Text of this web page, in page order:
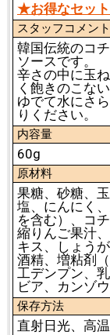
★お得なセッ
スタッフコメント
韓国伝統のコ
ソースです。
辛さの中に玉
く飽きのこない
ゆでて水にさ
りください。
内容量
60g
原材料
果糖、砂糖、
塩、にんにく
を含む）、コ
縮りんご果汁
キス、しょう
酒精、増粘剤
工デンプン、
ビア、カンゾウ
保存方法
直射日光、高